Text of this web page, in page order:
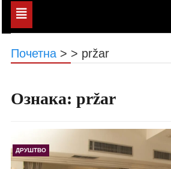
Toggle
navigation
Почетна > > pržar
Ознака: pržar
ДРУШТВО